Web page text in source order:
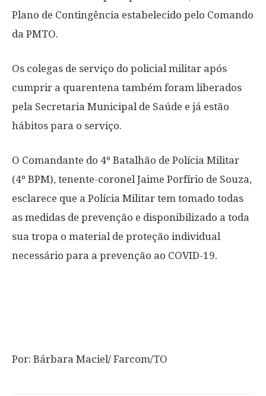
Plano de Contingência estabelecido pelo Comando
da PMTO.
Os colegas de serviço do policial militar após
cumprir a quarentena também foram liberados
pela Secretaria Municipal de Saúde e já estão
hábitos para o serviço.
O Comandante do 4º Batalhão de Polícia Militar
(4º BPM), tenente-coronel Jaime Porfírio de Souza,
esclarece que a Polícia Militar tem tomado todas
as medidas de prevenção e disponibilizado a toda
sua tropa o material de proteção individual
necessário para a prevenção ao COVID-19.
Por: Bárbara Maciel/ Farcom/TO